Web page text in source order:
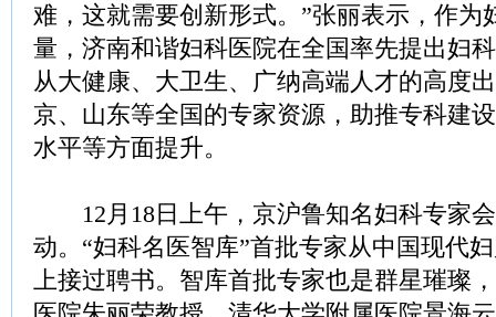
难，这就需要创新形式。”张丽表示，作为
量，济南和谐妇科医院在全国率先提出妇
从大健康、大卫生、广纳高端人才的高度
京、山东等全国的专家资源，助推专科建
水平等方面提升。
12月18日上午，京沪鲁知名妇科专家
动。“妇科名医智库”首批专家从中国现代
上接过聘书。智库首批专家也是群星璀璨